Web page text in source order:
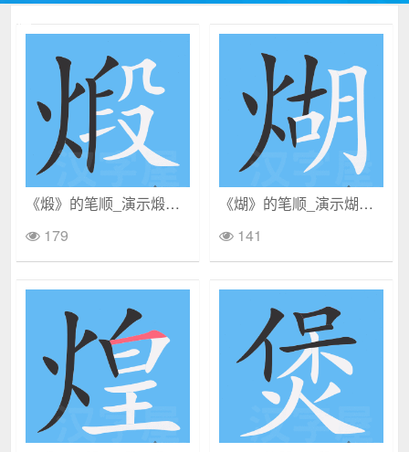
《煅》的笔顺_演示煅的笔顺及煅字的笔画顺序
179
《煳》的笔顺_演示煳的笔顺及煳字的笔画顺序
141